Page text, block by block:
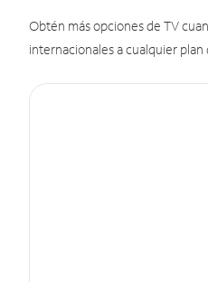
Obtén más opciones de TV
internacionales a cualquier plan